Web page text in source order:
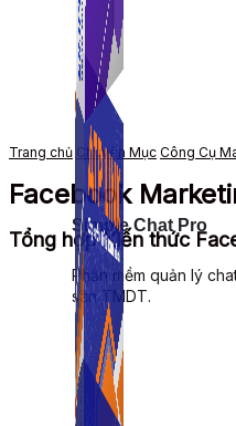
Simple Chat Pro
Phần mềm quản lý
sàn TMDT.
Trang chủ Chuyên Mục Công Cụ
Facebook
Tổng hợp Kiến thức